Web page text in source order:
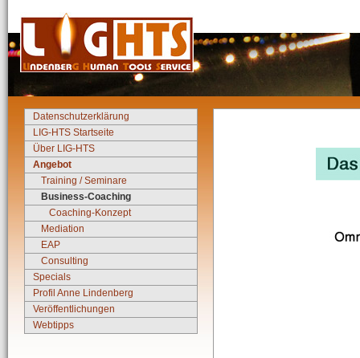
Datenschutzerklärung
LIG-HTS Startseite
Über LIG-HTS
Angebot
Training / Seminare
Business-Coaching
Coaching-Konzept
Mediation
EAP
Consulting
Specials
Profil Anne Lindenberg
Veröffentlichungen
Webtipps